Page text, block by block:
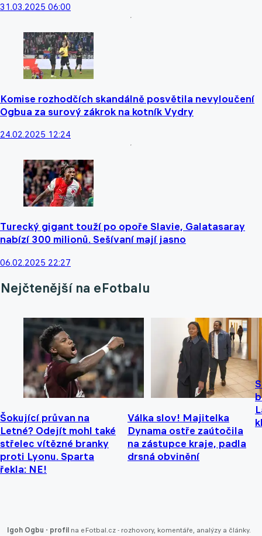
31.03.2025 06:00
Komise rozhodčích skandálně posvětila nevyloučení
Ogbua za surový zákrok na kotník Vydry
24.02.2025 12:24
Turecký gigant touží po opoře Slavie, Galatasaray
nabízí 300 milionů. Sešívaní mají jasno
06.02.2025 22:27
Nejčtenější na eFotbalu
Šokující průvan na
Letné? Odejít mohl také
střelec vítězné branky
proti Lyonu. Sparta
řekla: NE!
Válka slov! Majitelka
Dynama ostře zaútočila
na zástupce kraje, padla
drsná obvinění
Igoh Ogbu - profil na eFotbal.cz - rozhovory, komentáře, analýzy a články.